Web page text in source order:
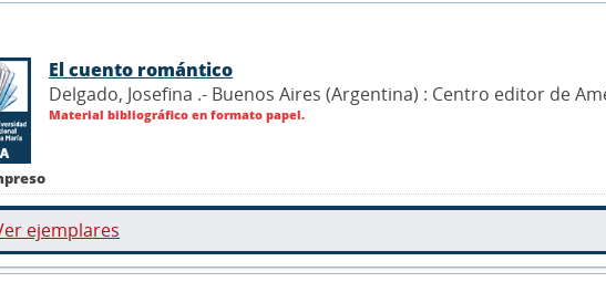
El cuento romántico
Delgado, Josefina .- Buenos Aires (Argentina) : Centro editor de
Material bibliográfico en formato papel.
ejemplares